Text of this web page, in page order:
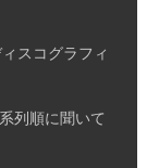
スコグラフィ
列順に聞いて